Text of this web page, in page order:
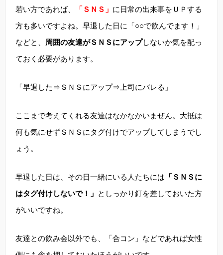
若い方であれば、 「ＳＮＳ」 に日常の出来事をＵＰする
方も多いですよね。早退した日に「○○で飲んでます！」
などと、
周囲の友達がＳＮＳにアップしないか気を配っ
ておく必要があります。
「早退した⇒ＳＮＳにアップ⇒上司にバレる」
ここまで考えてくれる友達はなかなかいまぜん。大抵は
何も気にせずＳＮＳにタグ付けでアップしてしまうでし
ょう。
早退した日は、その日一緒にいる人たちには 「ＳＮＳに
はタグ付けしないで！」 としっかり釘を差しておいた方
がいいですね。
友達との飲み会以外でも、「合コン」などであれば女性